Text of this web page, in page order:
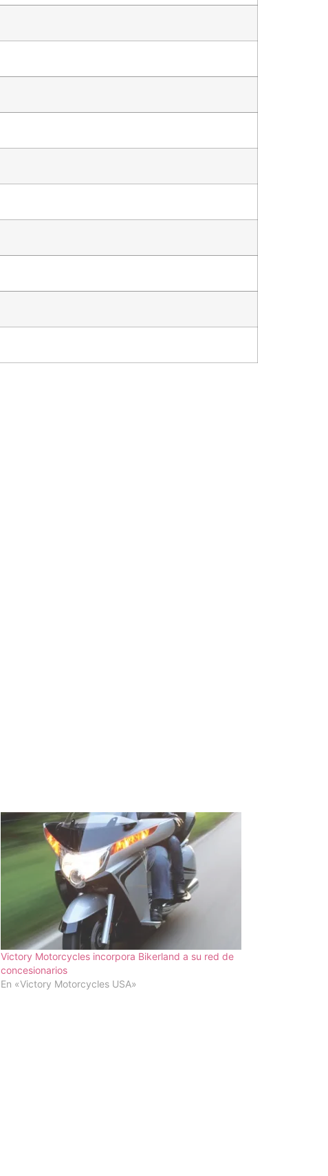
Victory Motorcycles incorpora Bikerland a su red de
concesionarios
En «Victory Motorcycles USA»